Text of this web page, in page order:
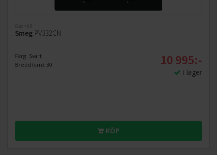
Gashäll
Smeg PV332CN
Färg: Svart
Bredd (cm): 30
10 995:-
I lager
KÖP